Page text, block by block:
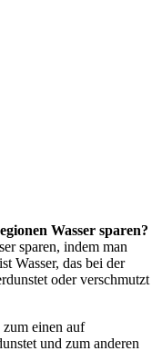
Wasser sparen?
sparen, indem man
Wasser, das bei der
oder verschmutzt
zum einen auf
und zum anderen